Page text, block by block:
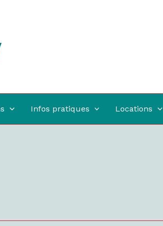
Infos pratiques Locations